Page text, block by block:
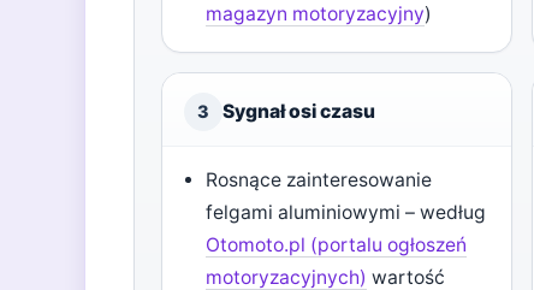
magazyn motoryzacyjny)
3 Sygnał osi czasu
Rosnące zainteresowanie
felgami aluminiowymi – według
Otomoto.pl (portalu ogłoszeń
motoryzacyjnych) wartość